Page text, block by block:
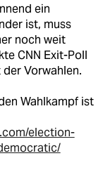
ein
ist, muss
noch weit
CNN Exit-Poll
Vorwahlen.
Wahlkampf ist
election-